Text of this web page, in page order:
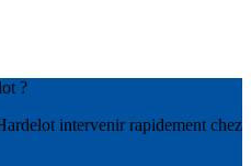
?
intervenir rapidement chez